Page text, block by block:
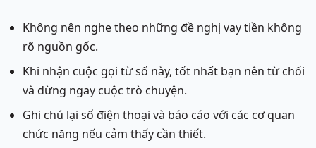
Không nên nghe theo những đề nghị vay tiền không
rõ nguồn gốc.
Khi nhận cuộc gọi từ số này, tốt nhất bạn nên từ chối
và dừng ngay cuộc trò chuyện.
Ghi chú lại số điện thoại và báo cáo với các cơ quan
chức năng nếu cảm thấy cần thiết.